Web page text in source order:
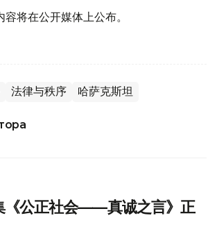
将在公开媒体上公布。
法律与秩序 哈萨克斯坦
《公正社会——真诚之言》正